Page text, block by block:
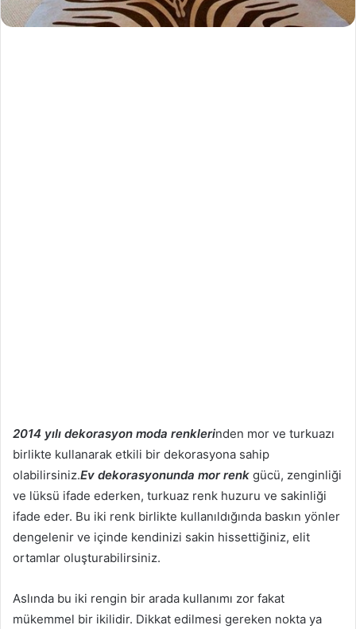
2014 yılı dekorasyon moda renklerinden mor ve turkuazı
birlikte kullanarak etkili bir dekorasyona sahip
olabilirsiniz.Ev dekorasyonunda mor renk gücü, zenginliği
ve lüksü ifade ederken, turkuaz renk huzuru ve sakinliği
ifade eder. Bu iki renk birlikte kullanıldığında baskın yönler
dengelenir ve içinde kendinizi sakin hissettiğiniz, elit
ortamlar oluşturabilirsiniz.
Aslında bu iki rengin bir arada kullanımı zor fakat
mükemmel bir ikilidir. Dikkat edilmesi gereken nokta ya